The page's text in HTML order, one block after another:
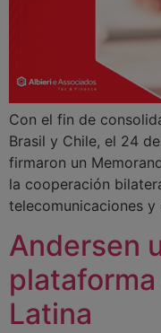
Con el fin de
Brasil y Chile, el 24
firmaron un
la cooperación
telecomunicaciones
Andersen
Latina